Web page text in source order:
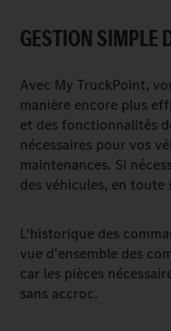
GESTION SIMPLE
Avec My TruckPoint,
manière encore plus
et des fonctionnalités
nécessaires pour vos
maintenances. Si
des véhicules, en
L'historique des
vue d'ensemble des
car les pièces
sans accroc.